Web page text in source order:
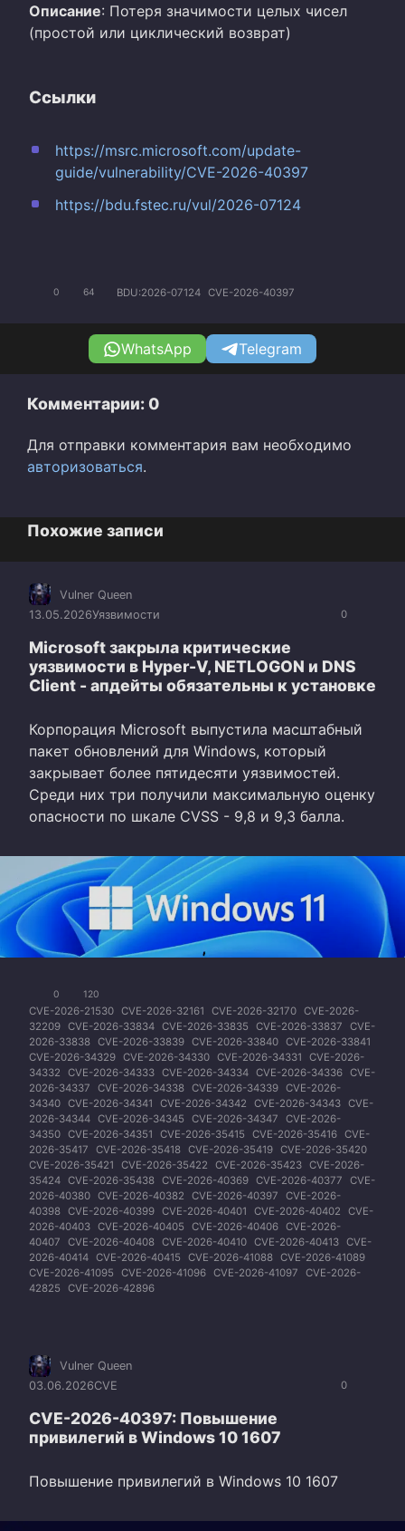
Описание: Потеря значимости целых чисел
(простой или циклический возврат)
Ссылки
https://msrc.microsoft.com/update-
guide/vulnerability/CVE-2026-40397
https://bdu.fstec.ru/vul/2026-07124
0 64 BDU:2026-07124 CVE-2026-40397
WhatsApp Telegram
Комментарии: 0
Для отправки комментария вам необходимо
авторизоваться.
Похожие записи
0
Vulner Queen
13.05.2026Уязвимости
Microsoft закрыла критические
уязвимости в Hyper-V, NETLOGON и DNS
Client - апдейты обязательны к установке
Корпорация Microsoft выпустила масштабный
пакет обновлений для Windows, который
закрывает более пятидесяти уязвимостей.
Среди них три получили максимальную оценку
опасности по шкале CVSS - 9,8 и 9,3 балла.
0 120
CVE-2026-21530 CVE-2026-32161 CVE-2026-32170 CVE-2026-
32209 CVE-2026-33834 CVE-2026-33835 CVE-2026-33837
CVE-
2026-33838 CVE-2026-33839 CVE-2026-33840 CVE-2026-33841
CVE-2026-34329 CVE-2026-34330 CVE-2026-34331
CVE-2026-
34332
CVE-2026-34333 CVE-2026-34334 CVE-2026-34336 CVE-
2026-34337
CVE-2026-34338 CVE-2026-34339 CVE-2026-
34340 CVE-2026-34341 CVE-2026-34342 CVE-2026-34343 CVE-
2026-34344 CVE-2026-34345 CVE-2026-34347
CVE-2026-
34350 CVE-2026-34351 CVE-2026-35415 CVE-2026-35416 CVE-
2026-35417
CVE-2026-35418 CVE-2026-35419 CVE-2026-35420
CVE-2026-35421
CVE-2026-35422 CVE-2026-35423 CVE-2026-
35424 CVE-2026-35438 CVE-2026-40369 CVE-2026-40377
CVE-
2026-40380 CVE-2026-40382 CVE-2026-40397
CVE-2026-
40398 CVE-2026-40399 CVE-2026-40401 CVE-2026-40402
CVE-
2026-40403 CVE-2026-40405 CVE-2026-40406 CVE-2026-
40407
CVE-2026-40408 CVE-2026-40410 CVE-2026-40413 CVE-
2026-40414 CVE-2026-40415 CVE-2026-41088 CVE-2026-41089
CVE-2026-41095
CVE-2026-41096 CVE-2026-41097
CVE-2026-
42825
CVE-2026-42896
0
Vulner Queen
03.06.2026CVE
CVE-2026-40397: Повышение
привилегий в Windows 10 1607
Повышение привилегий в Windows 10 1607